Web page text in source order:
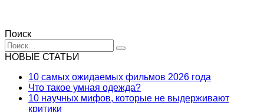
Поиск
Search
for:
НОВЫЕ СТАТЬИ
10 самых ожидаемых фильмов 2026 года
Что такое умная одежда?
10 научных мифов, которые не выдерживают
критики